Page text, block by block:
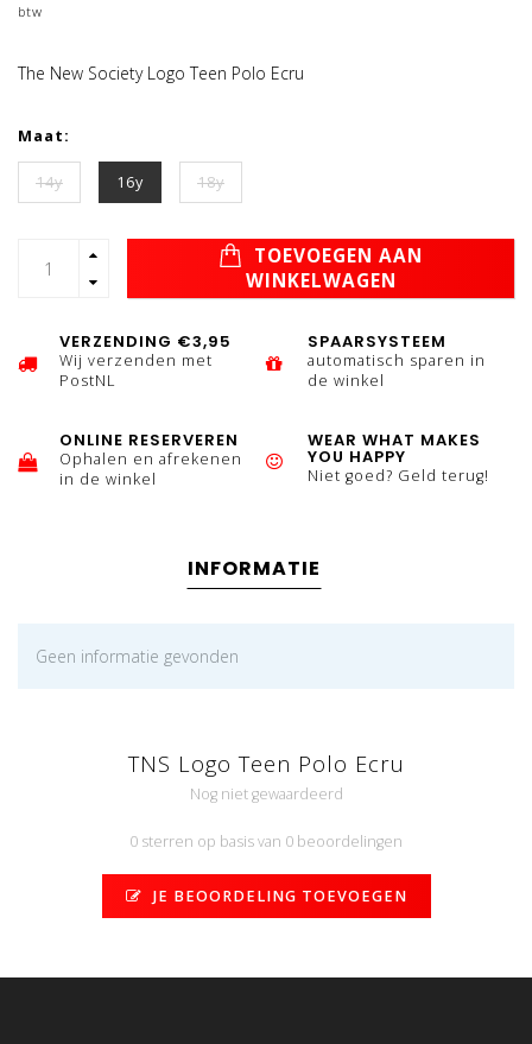
btw
The New Society Logo Teen Polo Ecru
Maat:
14y 16y 18y
TOEVOEGEN AAN
WINKELWAGEN
VERZENDING €3,95
Wij verzenden met
PostNL
SPAARSYSTEEM
automatisch sparen in
de winkel
ONLINE RESERVEREN
Ophalen en afrekenen
in de winkel
WEAR WHAT MAKES
YOU HAPPY
Niet goed? Geld terug!
INFORMATIE
Geen informatie gevonden
TNS Logo Teen Polo Ecru
Nog niet gewaardeerd
0 sterren op basis van 0 beoordelingen
JE BEOORDELING TOEVOEGEN